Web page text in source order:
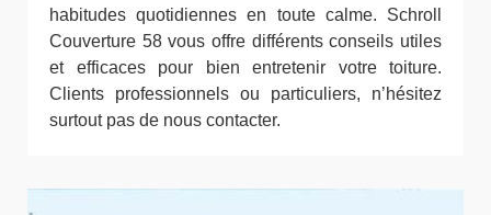
habitudes quotidiennes en toute calme. Schroll
Couverture 58 vous offre différents conseils utiles
et efficaces pour bien entretenir votre toiture.
Clients professionnels ou particuliers, n’hésitez
surtout pas de nous contacter.